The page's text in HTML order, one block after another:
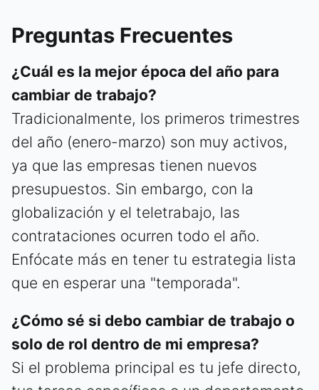
Preguntas Frecuentes
¿Cuál es la mejor época del año para
cambiar de trabajo?
Tradicionalmente, los primeros trimestres
del año (enero-marzo) son muy activos,
ya que las empresas tienen nuevos
presupuestos. Sin embargo, con la
globalización y el teletrabajo, las
contrataciones ocurren todo el año.
Enfócate más en tener tu estrategia lista
que en esperar una "temporada".
¿Cómo sé si debo cambiar de trabajo o
solo de rol dentro de mi empresa?
Si el problema principal es tu jefe directo,